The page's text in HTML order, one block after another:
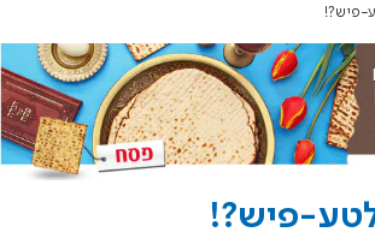
פיש?!
פיש?!